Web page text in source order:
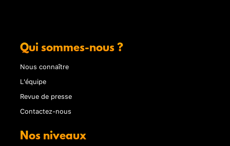
Qui sommes-nous ?
Nous connaître
L'équipe
Revue de presse
Contactez-nous
Nos niveaux